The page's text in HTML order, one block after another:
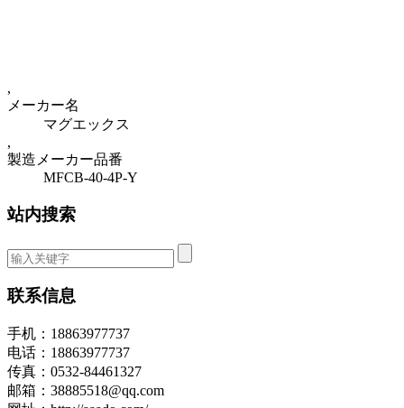
,
メーカー名
マグエックス
,
製造メーカー品番
MFCB-40-4P-Y
站内搜索
联系信息
手机：18863977737
电话：18863977737
传真：0532-84461327
邮箱：38885518@qq.com